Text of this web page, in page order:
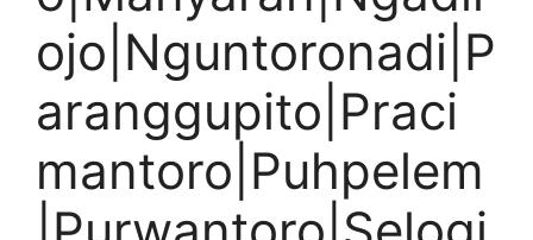
ojo|Nguntoronadi|P
aranggupito|Praci
mantoro|Puhpelem